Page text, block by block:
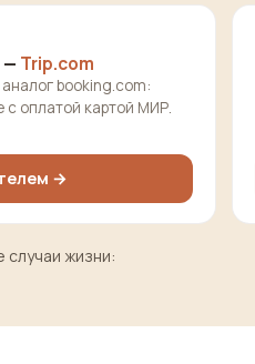
— Trip.com
booking.com:
с оплатой картой МИР.
→
случаи жизни: